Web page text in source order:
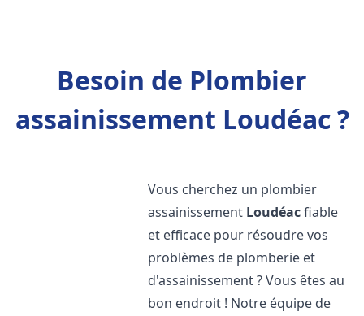
Besoin de Plombier
assainissement Loudéac ?
Vous cherchez un plombier
assainissement Loudéacfiable
et efficace pour résoudre vos
problèmes de plomberie et
d'assainissement ? Vous êtes au
bon endroit ! Notre équipe de